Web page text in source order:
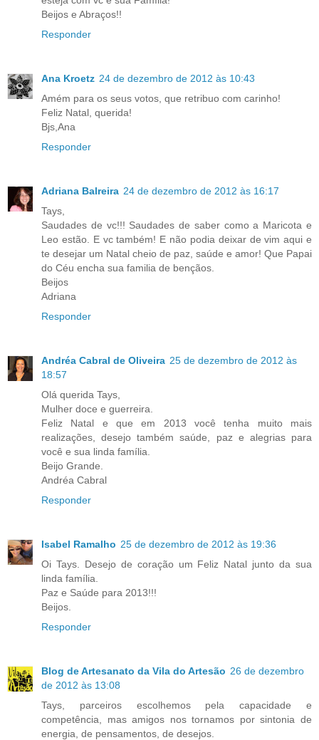
Beijos e Abraços!!
Responder
Ana Kroetz 24 de dezembro de 2012 às 10:43
Amém para os seus votos, que retribuo com carinho!
Feliz Natal, querida!
Bjs,Ana
Responder
Adriana Balreira 24 de dezembro de 2012 às 16:17
Tays,
Saudades de vc!!! Saudades de saber como a Maricota e
Leo estão. E vc também! E não podia deixar de vim aqui e
te desejar um Natal cheio de paz, saúde e amor! Que Papai
do Céu encha sua familia de bençãos.
Beijos
Adriana
Responder
Andréa Cabral de Oliveira 25 de dezembro de 2012 às
18:57
Olá querida Tays,
Mulher doce e guerreira.
Feliz Natal e que em 2013 você tenha muito mais
realizações, desejo também saúde, paz e alegrias para
você e sua linda família.
Beijo Grande.
Andréa Cabral
Responder
Isabel Ramalho 25 de dezembro de 2012 às 19:36
Oi Tays. Desejo de coração um Feliz Natal junto da sua
linda família.
Paz e Saúde para 2013!!!
Beijos.
Responder
Blog de Artesanato da Vila do Artesão 26 de dezembro
de 2012 às 13:08
Tays, parceiros escolhemos pela capacidade e
competência, mas amigos nos tornamos por sintonia de
energia, de pensamentos, de desejos.